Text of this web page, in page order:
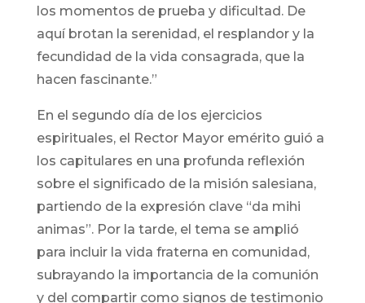
los momentos de prueba y dificultad. De
aquí brotan la serenidad, el resplandor y la
fecundidad de la vida consagrada, que la
hacen fascinante.”
En el segundo día de los ejercicios
espirituales, el Rector Mayor emérito guió a
los capitulares en una profunda reflexión
sobre el significado de la misión salesiana,
partiendo de la expresión clave “da mihi
animas”. Por la tarde, el tema se amplió
para incluir la vida fraterna en comunidad,
subrayando la importancia de la comunión
y del compartir como signos de testimonio